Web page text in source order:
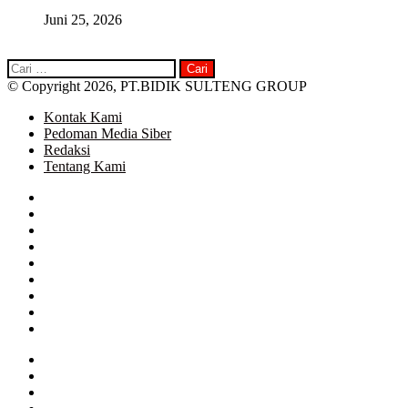
Juni 25, 2026
Cari
untuk:
© Copyright 2026, PT.BIDIK SULTENG GROUP
Kontak Kami
Pedoman Media Siber
Redaksi
Tentang Kami
Facebook
Twitter
Google+
WhatsApp
Telegram
Close